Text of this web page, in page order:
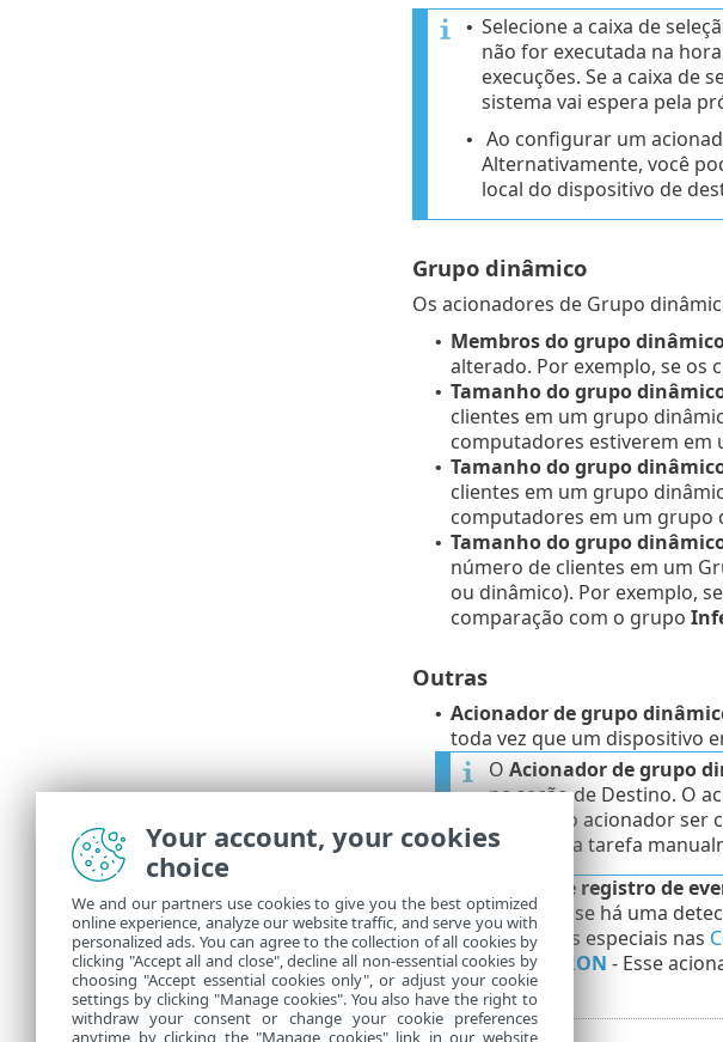
• Selecione a caixa de
não for executada na
execuções. Se a caixa de
sistema vai espera pela
•
Ao configurar um
Alternativamente, você
local do dispositivo de
Grupo dinâmico
Os acionadores de Grupo
• Membros do grupo
alterado. Por exemplo, se os
• Tamanho do grupo
clientes em um grupo
computadores estiverem
• Tamanho do grupo
clientes em um grupo
computadores em um grupo
• Tamanho do grupo
número de clientes em um
ou dinâmico). Por exemplo,
comparação com o grupo
Outras
• Acionador de grupo
toda vez que um dispositivo
O Acionador de grupo
na seção de Destino. O
depois do acionador
executar a tarefa
Acionador de registro de
Por exemplo, se há uma
configurações especiais nas
• Expressão CRON - Esse
Your account, your cookies
choice
We and our partners use cookies to give you the best optimized
online experience, analyze our website traffic, and serve you with
personalized ads. You can agree to the collection of all cookies by
clicking "Accept all and close", decline all non-essential cookies by
choosing "Accept essential cookies only", or adjust your cookie
settings by clicking "Manage cookies". You also have the right to
withdraw your consent or change your cookie preferences
anytime by clicking the "Manage cookies" link in our website